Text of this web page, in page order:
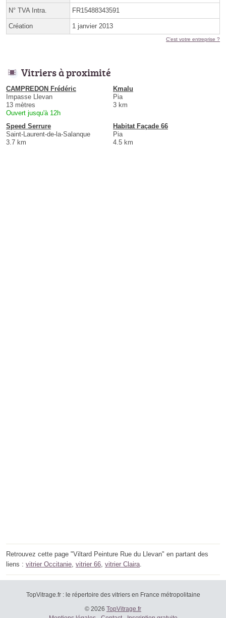
N° TVA Intra. FR15488343591
Création 1 janvier 2013
C'est votre entreprise ?
Vitriers à proximité
CAMPREDON Frédéric
Impasse Llevan
13 mètres
Ouvert jusqu'à 12h
Kmalu
Pia
3 km
Speed Serrure
Saint-Laurent-de-la-Salanque
3.7 km
Habitat Façade 66
Pia
4.5 km
Retrouvez cette page "Viltard Peinture Rue du Llevan" en partant des
liens : vitrier Occitanie, vitrier 66, vitrier Claira.
TopVitrage.fr : le répertoire des vitriers en France métropolitaine
© 2026 TopVitrage.fr